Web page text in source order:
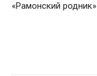
«Рамонский родник»